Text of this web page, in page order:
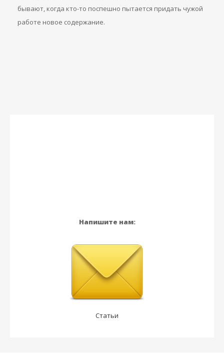
бывают, когда кто-то поспешно пытается придать чужой
работе новое содержание.
Напишите нам:
Статьи